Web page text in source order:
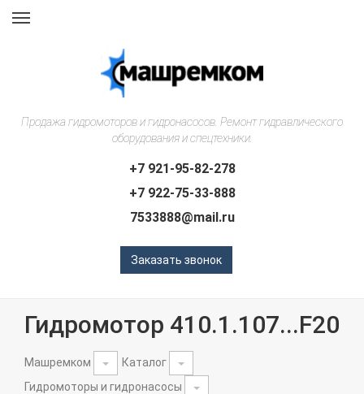
Продажа гидромоторов и гидронасосов. Ремонт гидравлического
оборудования и спецтехники.
+7 921-95-82-278
+7 922-75-33-888
7533888@mail.ru
Заказать звонок
Навигация
Гидромотор 410.1.107...F20
Машремком
Каталог
Гидромоторы и гидронасосы